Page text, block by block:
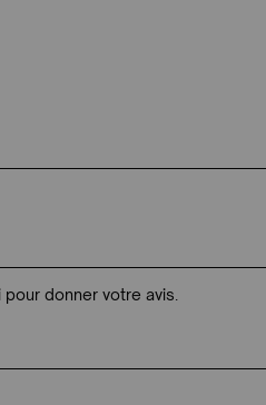
pour donner votre avis.